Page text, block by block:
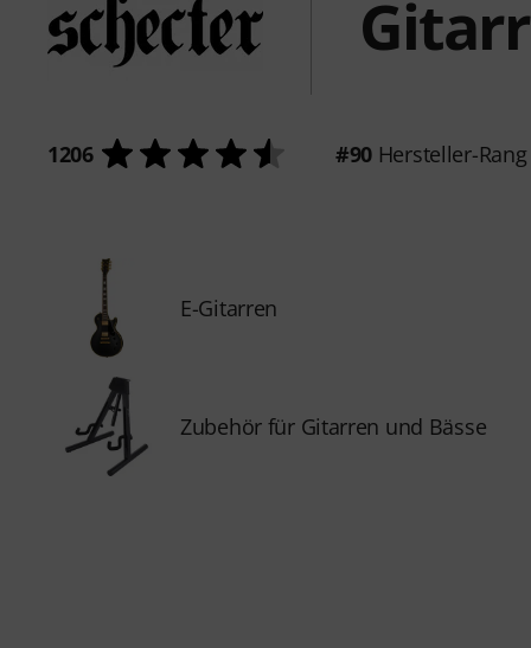
1206 #90Hersteller-Rang
E-Gitarren
Zubehör für Gitarren und Bässe